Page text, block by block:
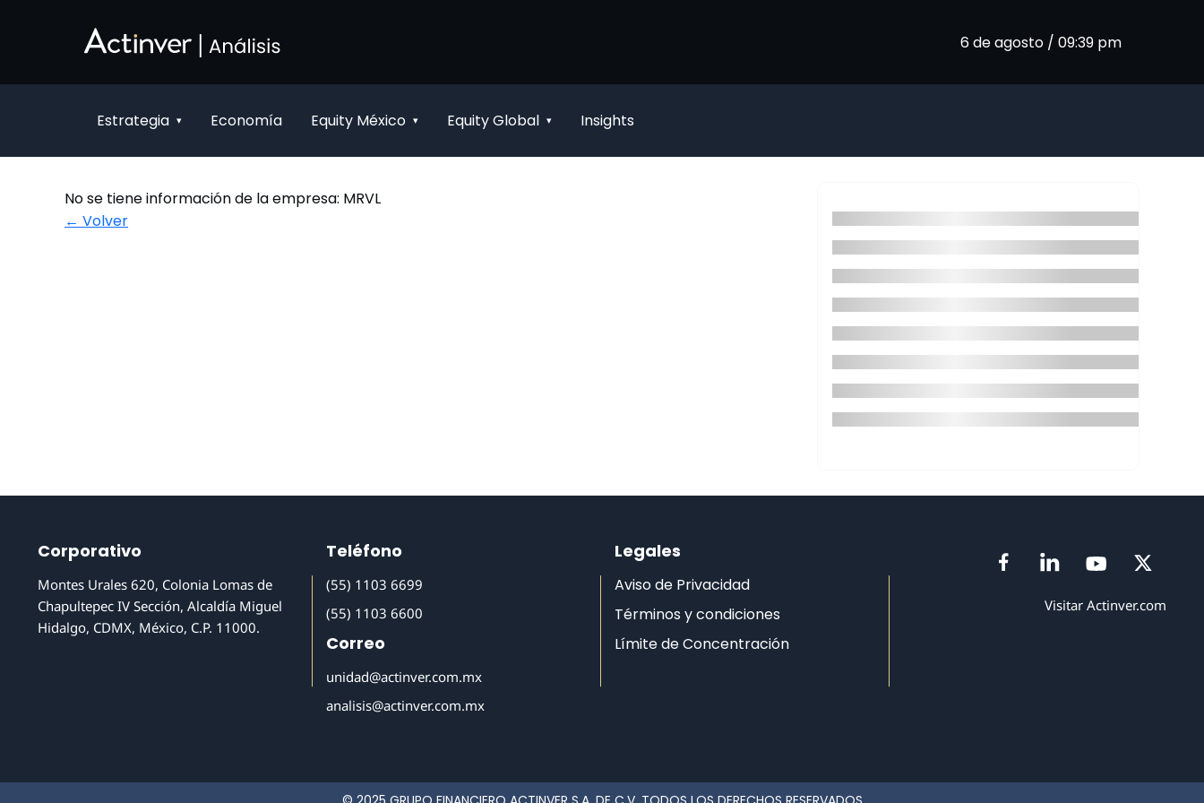
6 de agosto / 09:39 pm
Estrategia ▾ Economía Equity México ▾ Equity Global ▾ Insights
No se tiene información de la empresa: MRVL
← Volver
Corporativo
Montes Urales 620, Colonia Lomas de
Chapultepec IV Sección, Alcaldía Miguel
Hidalgo, CDMX, México, C.P. 11000.
Teléfono
(55) 1103 6699
(55) 1103 6600
Correo
unidad@actinver.com.mx
analisis@actinver.com.mx
Legales
Aviso de Privacidad
Términos y condiciones
Límite de Concentración
Visitar Actinver.com